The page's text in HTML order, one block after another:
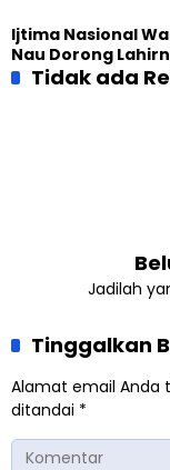
Pengabdian
Ijtima Nasional
Nau Dorong
Generasi
Tidak ada
Jadilah
Tinggalkan
Alamat email Anda
ditandai *